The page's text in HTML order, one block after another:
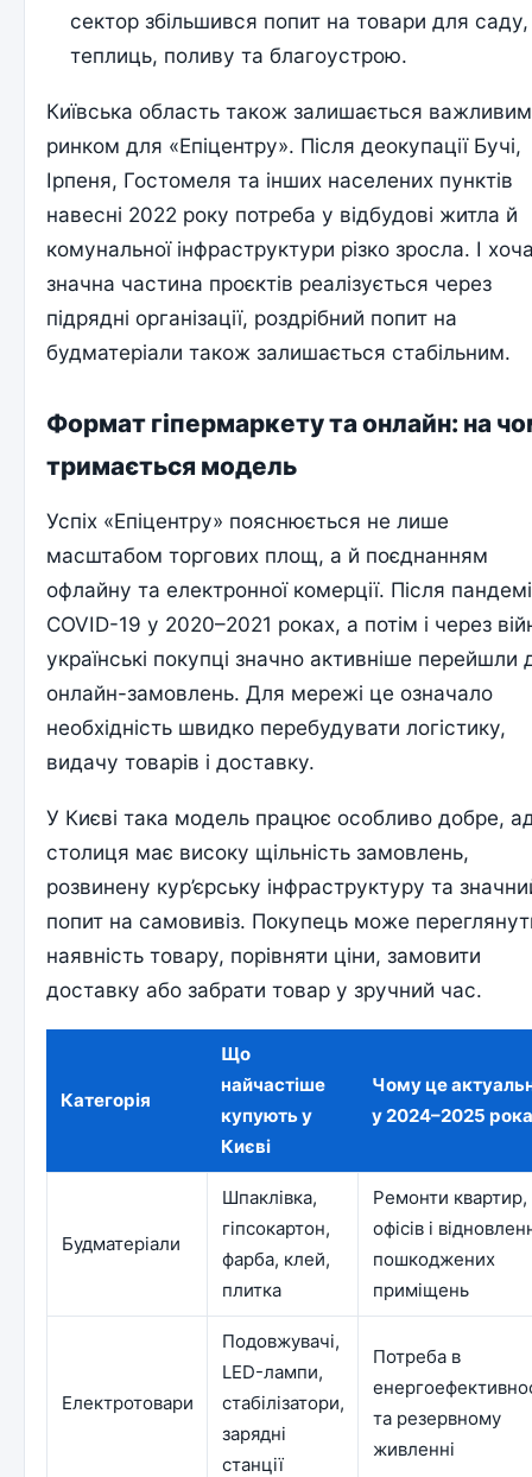
сектор збільшився попит на товари для саду,
теплиць, поливу та благоустрою.
Київська область також залишається важливим
ринком для «Епіцентру». Після деокупації Бучі,
Ірпеня, Гостомеля та інших населених пунктів
навесні 2022 року потреба у відбудові житла й
комунальної інфраструктури різко зросла. І
значна частина проєктів реалізується через
підрядні організації, роздрібний попит на
будматеріали також залишається стабільним.
Формат гіпермаркету та онлайн: на
тримається модель
Успіх «Епіцентру» пояснюється не лише
масштабом торгових площ, а й поєднанням
офлайну та електронної комерції. Після
COVID-19 у 2020–2021 роках, а потім і через
українські покупці значно активніше перейшли
онлайн-замовлень. Для мережі це означало
необхідність швидко перебудувати логістику,
видачу товарів і доставку.
У Києві така модель працює особливо добре,
столиця має високу щільність замовлень,
розвинену кур’єрську інфраструктуру та
попит на самовивіз. Покупець може
наявність товару, порівняти ціни, замовити
доставку або забрати товар у зручний час.
Категорія
Що
найчастіше
купують у
Києві
Чому це
у 2024–2025
Будматеріали
Шпаклівка,
гіпсокартон,
фарба, клей,
плитка
Ремонти квартир,
офісів і
пошкоджених
приміщень
Електротовари
Подовжувачі,
LED-лампи,
стабілізатори,
зарядні
станції
Потреба в
та резервному
живленні